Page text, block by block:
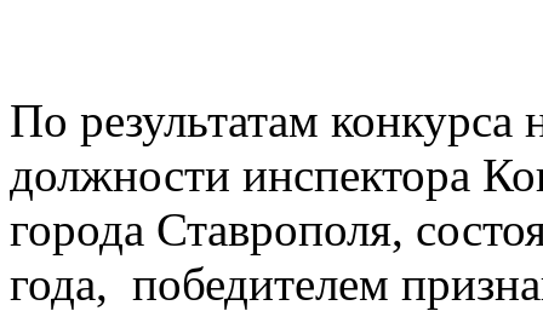
По результатам конкурса
должности инспектора
города Ставрополя,
года, победителем